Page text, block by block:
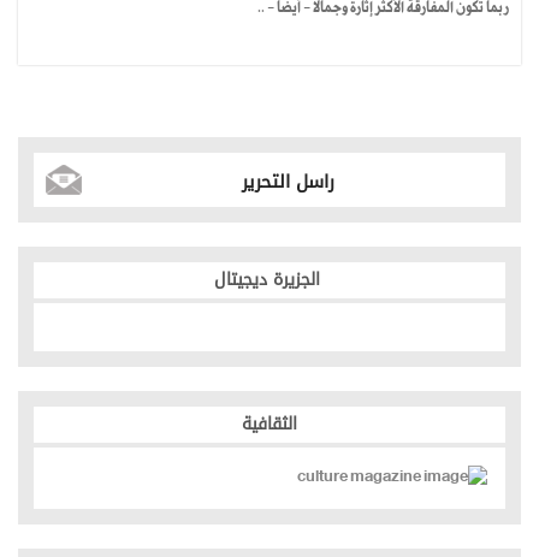
ربما تكون المفارقة الأكثر إثارة وجمالا - أيضا - ..
راسل التحرير
الجزيرة ديجيتال
الثقافية